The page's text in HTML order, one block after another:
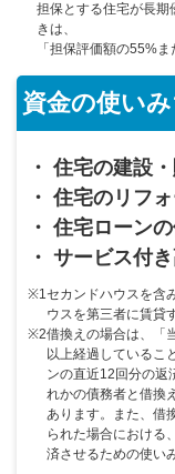
担保とする住宅が長期
きは、
「担保評価額の55%
資金の使い
・ 住宅の建設
・ 住宅のリフ
・ 住宅ローン
・ サービス付
※1セカンドハウスを含
ウスを第三者に賃貸
※2借換えの場合は、「
以上経過しているこ
ンの直近12回分の返
れかの債務者と借換
あります。また、借
られた場合における
済させるための使い